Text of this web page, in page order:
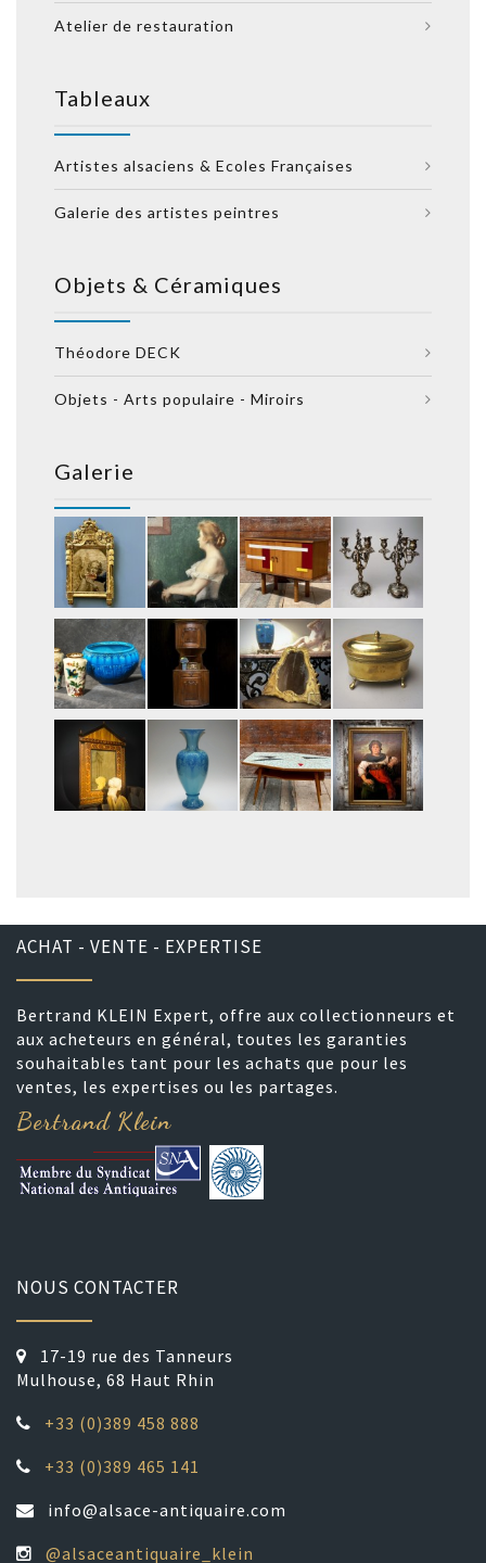
Atelier de restauration
Tableaux
Artistes alsaciens & Ecoles Françaises
Galerie des artistes peintres
Objets & Céramiques
Théodore DECK
Objets - Arts populaire - Miroirs
Galerie
ACHAT - VENTE - EXPERTISE
Bertrand KLEIN Expert, offre aux collectionneurs et
aux acheteurs en général, toutes les garanties
souhaitables tant pour les achats que pour les
ventes, les expertises ou les partages.
Bertrand Klein
NOUS CONTACTER
17-19 rue des Tanneurs
Mulhouse, 68 Haut Rhin
+33 (0)389 458 888
+33 (0)389 465 141
info@alsace-antiquaire.com
@alsaceantiquaire_klein